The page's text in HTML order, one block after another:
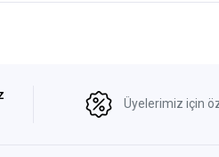
Üyelerimiz için